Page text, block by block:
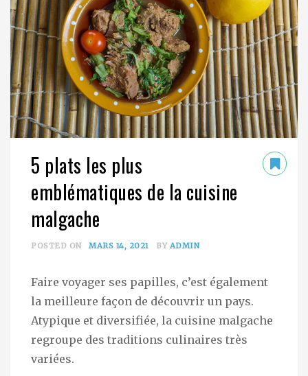
5 plats les plus
emblématiques de la cuisine
malgache
POSTED ON MARS 14, 2021 BY ADMIN
Faire voyager ses papilles, c’est également
la meilleure façon de découvrir un pays.
Atypique et diversifiée, la cuisine malgache
regroupe des traditions culinaires très
variées.